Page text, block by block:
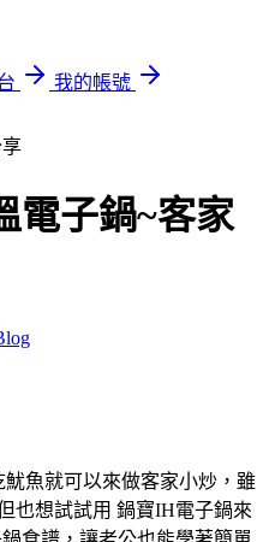
我的帳號
電子鍋~客家
魚就可以來做客家小炒，雖
也想試試用 鍋寶IH電子鍋來